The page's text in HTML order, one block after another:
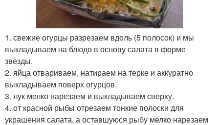
1. свежие огурцы разрезаем вдоль (5 полосок) и мы
выкладываем на блюдо в основу салата в форме
звезды.
2. яйца отвариваем, натираем на терке и аккуратно
выкладываем поверх огурцов.
3. лук мелко нарезаем и выкладываем сверху.
4. от красной рыбы отрезаем тонкие полоски для
украшения салата, а оставшуюся рыбу мелко нарезаем